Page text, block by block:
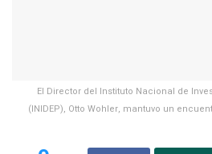
El Director del Instituto Nacional de
(INIDEP), Otto Wohler, mantuvo un